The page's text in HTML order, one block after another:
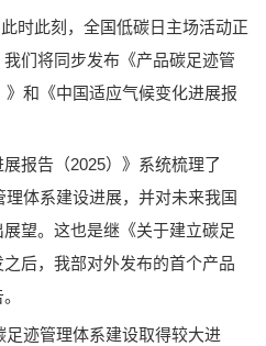
时此刻，全国低碳日主场活动正
们将同步发布《产品碳足迹管
和《中国适应气候变化进展报
报告（2025）》系统梳理了
体系建设进展，并对未来我国
望。这也是继《关于建立碳足
后，我部对外发布的首个产品
迹管理体系建设取得较大进